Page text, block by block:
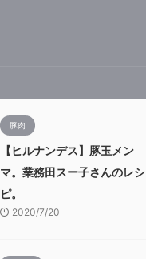
豚肉
【ヒルナンデス】豚玉メン
マ。業務田スー子さんのレシ
ピ。
2020/7/20